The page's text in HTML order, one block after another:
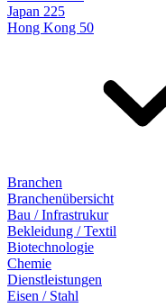
Japan 225
Hong Kong 50
Branchen
Branchenübersicht
Bau / Infrastrukur
Bekleidung / Textil
Biotechnologie
Chemie
Dienstleistungen
Eisen / Stahl